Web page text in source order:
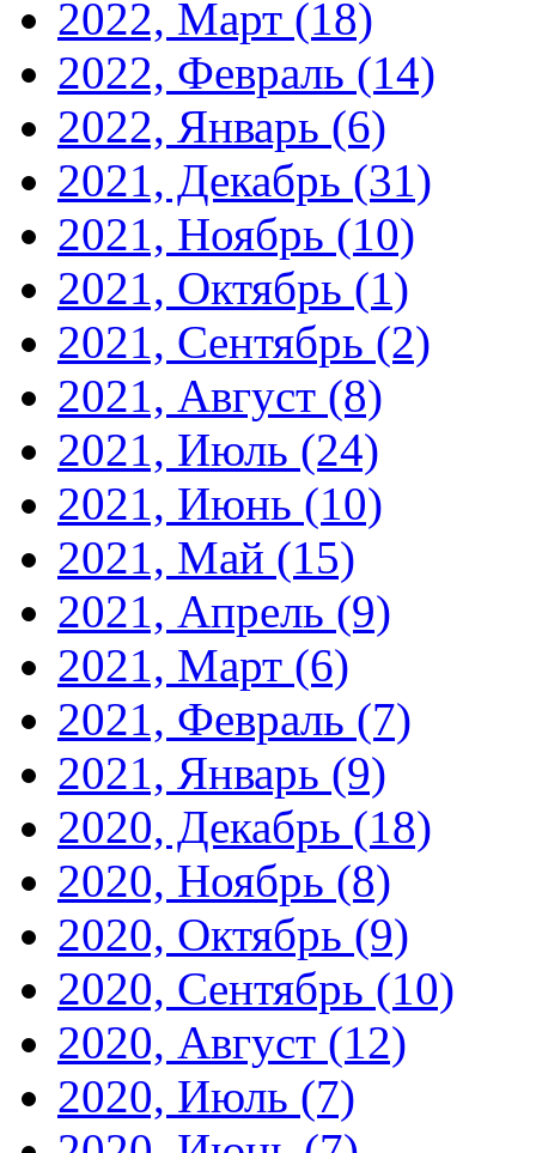
2022, Март (18)
2022, Февраль (14)
2022, Январь (6)
2021, Декабрь (31)
2021, Ноябрь (10)
2021, Октябрь (1)
2021, Сентябрь (2)
2021, Август (8)
2021, Июль (24)
2021, Июнь (10)
2021, Май (15)
2021, Апрель (9)
2021, Март (6)
2021, Февраль (7)
2021, Январь (9)
2020, Декабрь (18)
2020, Ноябрь (8)
2020, Октябрь (9)
2020, Сентябрь (10)
2020, Август (12)
2020, Июль (7)